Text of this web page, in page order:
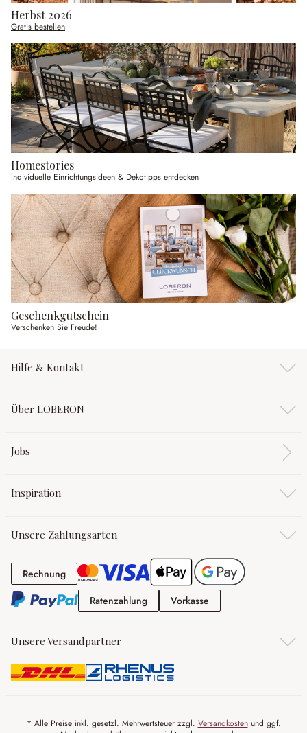
Herbst 2026
Gratis bestellen
Homestories
Individuelle Einrichtungsideen & Dekotipps entdecken
Geschenkgutschein
Verschenken Sie Freude!
Hilfe & Kontakt
Über LOBERON
Jobs
Inspiration
Unsere Zahlungsarten
RechnungRechnung
RatenzahlungRatenzahlung
Vorkasse
Unsere Versandpartner
* Alle Preise inkl. gesetzl. Mehrwertsteuer zzgl. Versandkostenund ggf.